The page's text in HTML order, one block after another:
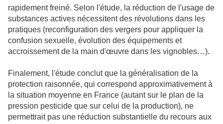
rapidement freiné. Selon l'étude, la réduction de l'usage de
substances actives nécessitent des révolutions dans les
pratiques (reconfiguration des vergers pour appliquer la
confusion sexuelle, évolution des équipements et
accroissement de la main d'œuvre dans les vignobles…).
Finalement, l'étude conclut que la généralisation de la
protection raisonnée, qui correspond approximativement à
la situation moyenne en France (autant sur le plan de la
pression pesticide que sur celui de la production), ne
permettrait pas une réduction substantielle du recours aux